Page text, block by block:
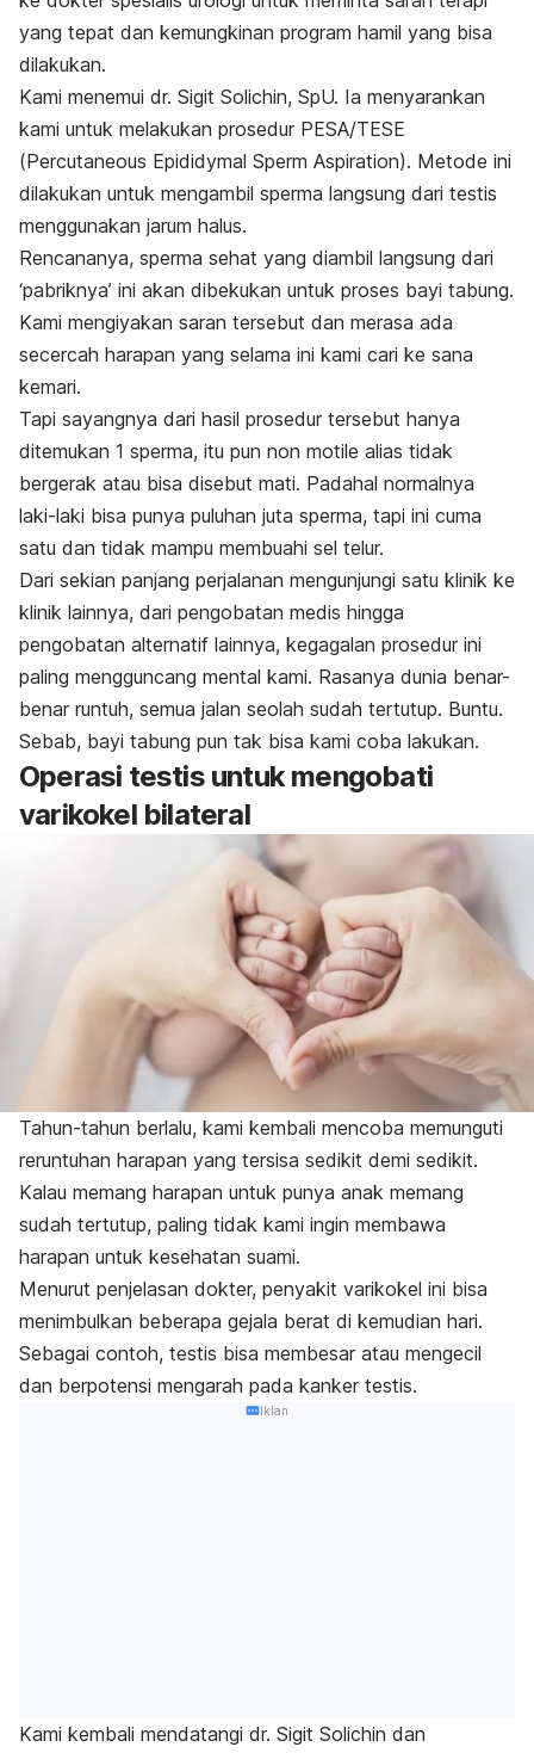
yang tepat dan kemungkinan program hamil yang bisa
dilakukan.
Kami menemui dr. Sigit Solichin, SpU. Ia menyarankan
kami untuk melakukan prosedur PESA/TESE
(Percutaneous Epididymal Sperm Aspiration). Metode ini
dilakukan untuk mengambil sperma langsung dari testis
menggunakan jarum halus.
Rencananya, sperma sehat yang diambil langsung dari
‘pabriknya’ ini akan dibekukan untuk proses bayi tabung.
Kami mengiyakan saran tersebut dan merasa ada
secercah harapan yang selama ini kami cari ke sana
kemari.
Tapi sayangnya dari hasil prosedur tersebut hanya
ditemukan 1 sperma, itu pun non motile alias tidak
bergerak atau bisa disebut mati. Padahal normalnya
laki-laki bisa punya puluhan juta sperma, tapi ini cuma
satu dan tidak mampu membuahi sel telur.
Dari sekian panjang perjalanan mengunjungi satu klinik ke
klinik lainnya, dari pengobatan medis hingga
pengobatan alternatif lainnya, kegagalan prosedur ini
paling mengguncang mental kami. Rasanya dunia benar-
benar runtuh, semua jalan seolah sudah tertutup. Buntu.
Sebab, bayi tabung pun tak bisa kami coba lakukan.
Operasi testis untuk mengobati
varikokel bilateral
Tahun-tahun berlalu, kami kembali mencoba memunguti
reruntuhan harapan yang tersisa sedikit demi sedikit.
Kalau memang harapan untuk punya anak memang
sudah tertutup, paling tidak kami ingin membawa
harapan untuk kesehatan suami.
Menurut penjelasan dokter, penyakit varikokel ini bisa
menimbulkan beberapa gejala berat di kemudian hari.
Sebagai contoh, testis bisa membesar atau mengecil
dan berpotensi mengarah pada kanker testis.
Iklan
Kami kembali mendatangi dr. Sigit Solichin dan